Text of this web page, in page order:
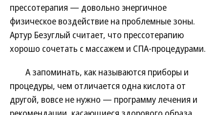
прессотерапия — довольно энергичное
физическое воздействие на проблемные зоны.
Артур Безуглый считает, что прессотерапию
хорошо сочетать с массажем и СПА-процедурами.
А запоминать, как называются приборы и
процедуры, чем отличается одна кислота от
другой, вовсе не нужно — программу лечения и